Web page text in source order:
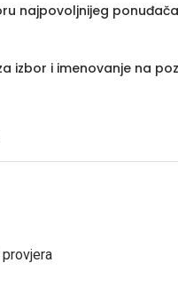
najpovoljnijeg
za izbor i imenovanje na